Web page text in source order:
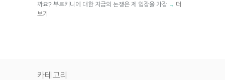
까요? 부르키니에 대한 지금의 논쟁은 제 입장을 가장 → 더
보기
카테고리